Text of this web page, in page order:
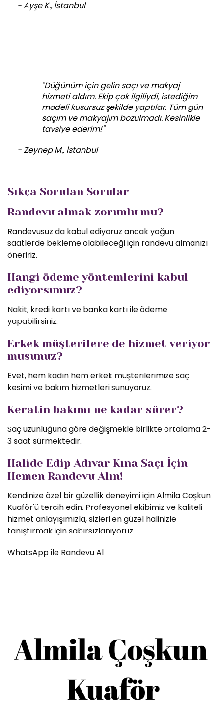
- Ayşe K., İstanbul
"Düğünüm için gelin saçı ve makyaj
hizmeti aldım. Ekip çok ilgiliydi, istediğim
modeli kusursuz şekilde yaptılar. Tüm gün
saçım ve makyajım bozulmadı. Kesinlikle
tavsiye ederim!"
- Zeynep M., İstanbul
Sıkça Sorulan Sorular
Randevu almak zorunlu mu?
Randevusuz da kabul ediyoruz ancak yoğun
saatlerde bekleme olabileceği için randevu almanızı
öneririz.
Hangi ödeme yöntemlerini kabul
ediyorsunuz?
Nakit, kredi kartı ve banka kartı ile ödeme
yapabilirsiniz.
Erkek müşterilere de hizmet veriyor
musunuz?
Evet, hem kadın hem erkek müşterilerimize saç
kesimi ve bakım hizmetleri sunuyoruz.
Keratin bakımı ne kadar sürer?
Saç uzunluğuna göre değişmekle birlikte ortalama 2-
3 saat sürmektedir.
Halide Edip Adıvar Kına Saçı İçin
Hemen Randevu Alın!
Kendinize özel bir güzellik deneyimi için Almila Coşkun
Kuaför'ü tercih edin. Profesyonel ekibimiz ve kaliteli
hizmet anlayışımızla, sizleri en güzel halinizle
tanıştırmak için sabırsızlanıyoruz.
WhatsApp ile Randevu Al